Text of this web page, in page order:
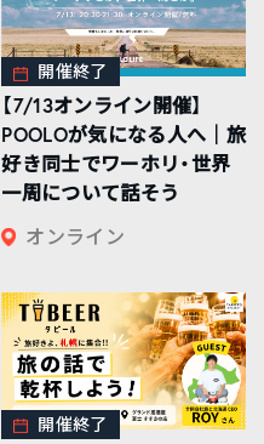
開催終了
【7/13オンライン開催】
POOLOが気になる人へ｜旅
好き同士でワーホリ・世界
一周について話そう
オンライン
開催終了